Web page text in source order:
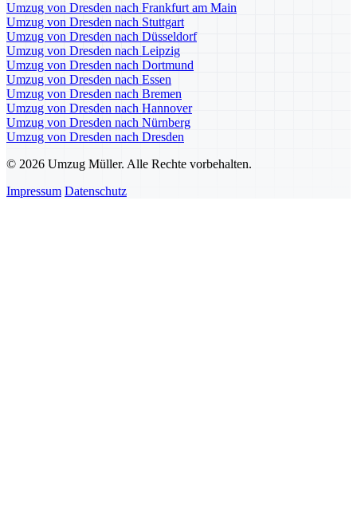
Umzug von Dresden nach Frankfurt am Main
Umzug von Dresden nach Stuttgart
Umzug von Dresden nach Düsseldorf
Umzug von Dresden nach Leipzig
Umzug von Dresden nach Dortmund
Umzug von Dresden nach Essen
Umzug von Dresden nach Bremen
Umzug von Dresden nach Hannover
Umzug von Dresden nach Nürnberg
Umzug von Dresden nach Dresden
© 2026 Umzug Müller. Alle Rechte vorbehalten.
Impressum Datenschutz